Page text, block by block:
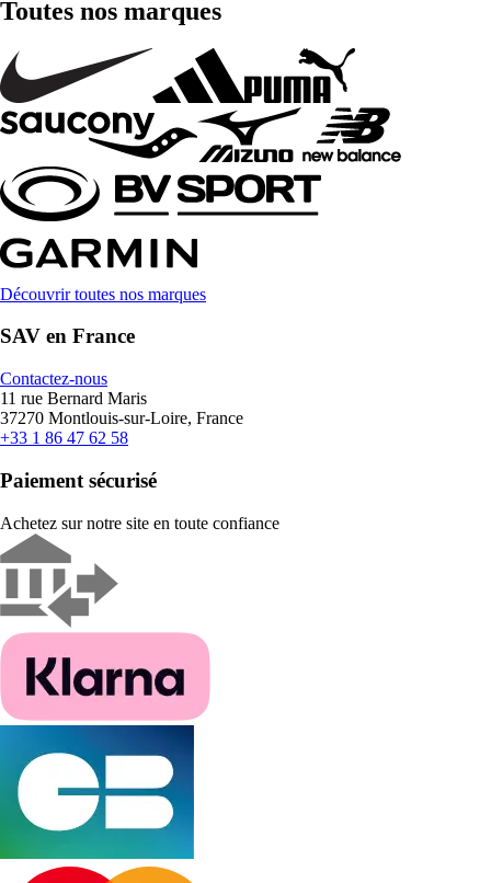
Toutes nos marques
Découvrir toutes nos marques
SAV en France
Contactez-nous
11 rue Bernard Maris
37270 Montlouis-sur-Loire, France
+33 1 86 47 62 58
Paiement sécurisé
Achetez sur notre site en toute confiance